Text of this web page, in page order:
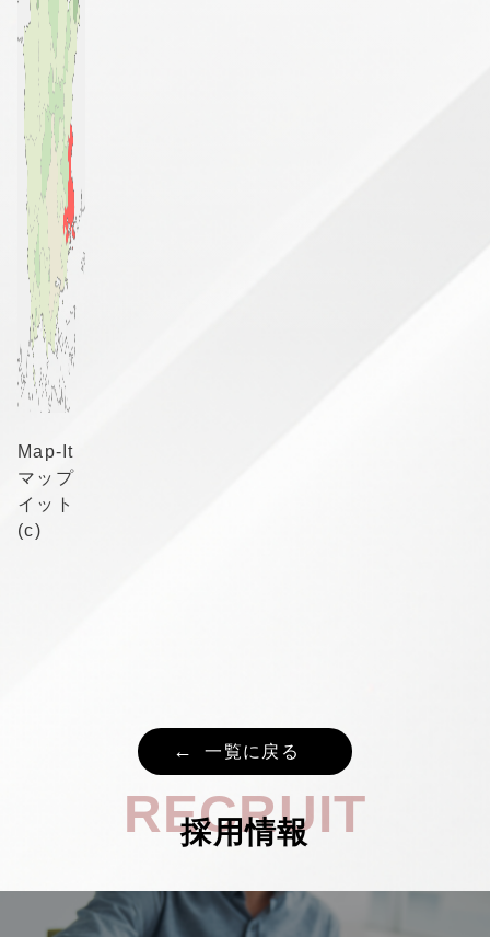
Map-It
マップ
イット
(c)
一覧に戻る
RECRUIT
採用情報